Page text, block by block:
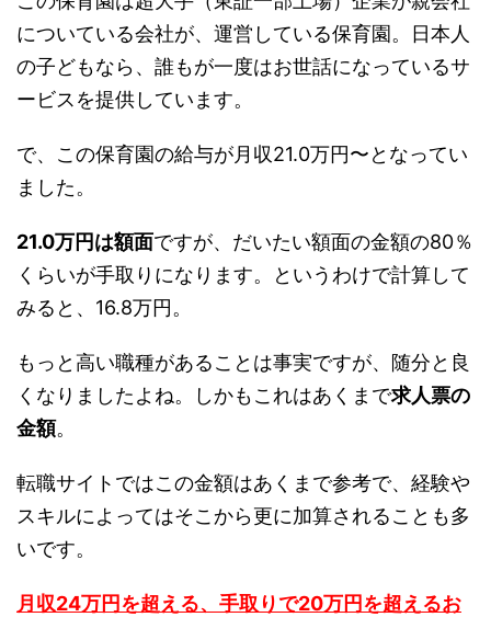
についている会社が、運営している保育園。日本人
の子どもなら、誰もが一度はお世話になっているサ
ービスを提供しています。
で、この保育園の給与が月収21.0万円〜となってい
ました。
21.0万円は額面ですが、だいたい額面の金額の80％
くらいが手取りになります。というわけで計算して
みると、16.8万円。
もっと高い職種があることは事実ですが、随分と良
くなりましたよね。しかもこれはあくまで求人票の
金額。
転職サイトではこの金額はあくまで参考で、経験や
スキルによってはそこから更に加算されることも多
いです。
月収24万円を超える、手取りで20万円を超えるお